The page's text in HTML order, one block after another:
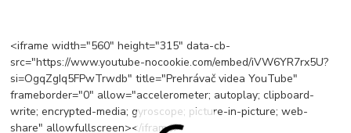
<iframe width="560" height="315" data-cb-
src="https://www.youtube-nocookie.com/embed/iVW6YR7rx5U?
si=OgqZgIq5FPwTrwdb" title="Prehrávač videa YouTube"
frameborder="0" allow="accelerometer; autoplay; clipboard-
write; encrypted-media; gyroscope; picture-in-picture; web-
share" allowfullscreen></iframe>